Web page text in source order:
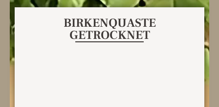
BIRKENQUASTE
GETROCKNET